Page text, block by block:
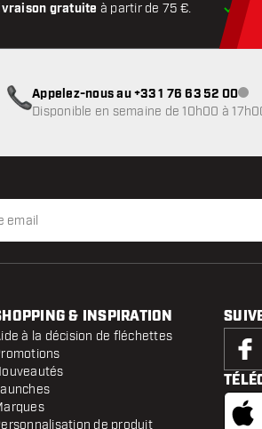
gratuite à partir de 75 €.
Appelez-nous au +33 1 76 63 52 00
Disponible en semaine de 10h00 à
& INSPIRATION
à la décision de fléchettes
de produit